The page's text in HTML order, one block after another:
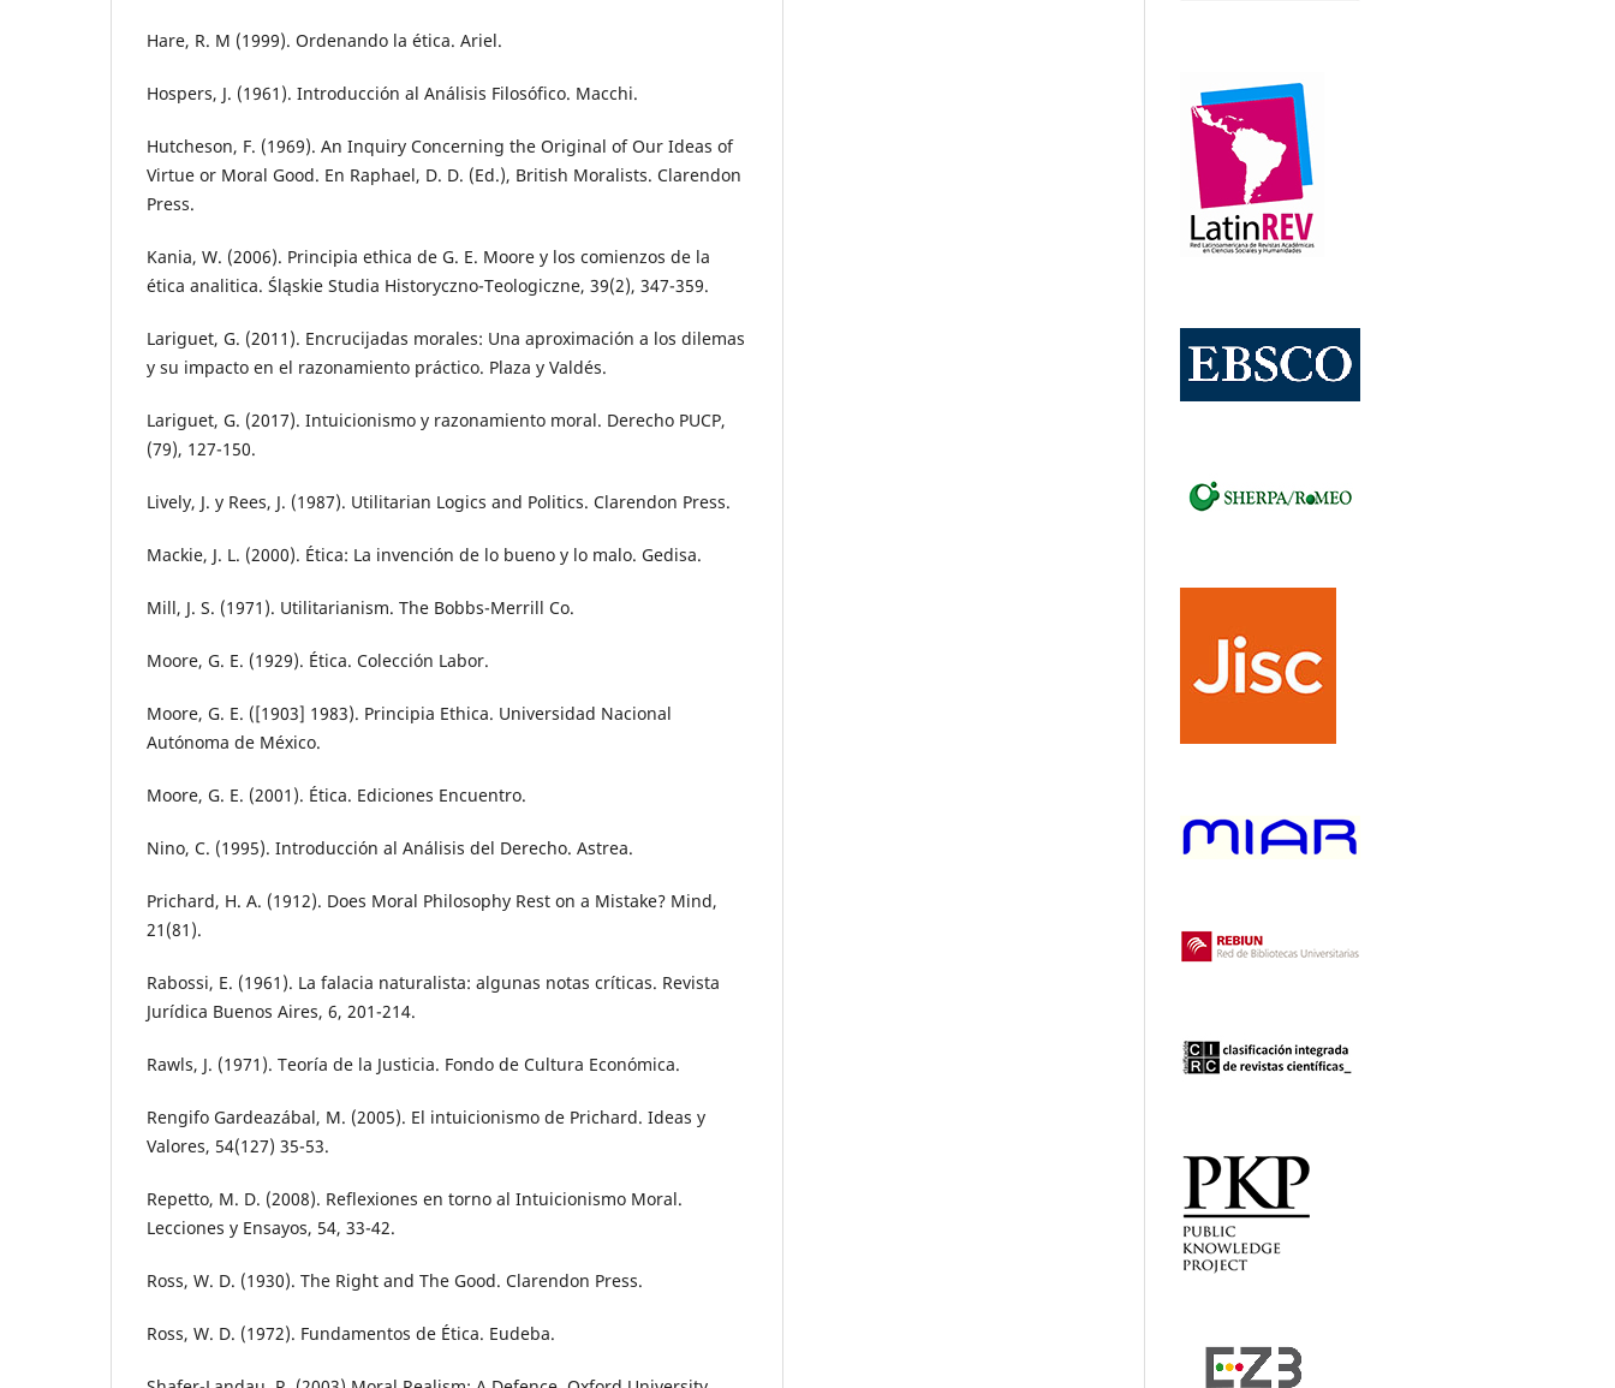
Hare, R. M (1999). Ordenando la ética. Ariel.
Hospers, J. (1961). Introducción al Análisis Filosófico. Macchi.
Hutcheson, F. (1969). An Inquiry Concerning the Original of Our Ideas of
Virtue or Moral Good. En Raphael, D. D. (Ed.), British Moralists. Clarendon
Press.
Kania, W. (2006). Principia ethica de G. E. Moore y los comienzos de la
ética analitica. Śląskie Studia Historyczno-Teologiczne, 39(2), 347-359.
Lariguet, G. (2011). Encrucijadas morales: Una aproximación a los dilemas
y su impacto en el razonamiento práctico. Plaza y Valdés.
Lariguet, G. (2017). Intuicionismo y razonamiento moral. Derecho PUCP,
(79), 127-150.
Lively, J. y Rees, J. (1987). Utilitarian Logics and Politics. Clarendon Press.
Mackie, J. L. (2000). Ética: La invención de lo bueno y lo malo. Gedisa.
Mill, J. S. (1971). Utilitarianism. The Bobbs-Merrill Co.
Moore, G. E. (1929). Ética. Colección Labor.
Moore, G. E. ([1903] 1983). Principia Ethica. Universidad Nacional
Autónoma de México.
Moore, G. E. (2001). Ética. Ediciones Encuentro.
Nino, C. (1995). Introducción al Análisis del Derecho. Astrea.
Prichard, H. A. (1912). Does Moral Philosophy Rest on a Mistake? Mind,
21(81).
Rabossi, E. (1961). La falacia naturalista: algunas notas críticas. Revista
Jurídica Buenos Aires, 6, 201-214.
Rawls, J. (1971). Teoría de la Justicia. Fondo de Cultura Económica.
Rengifo Gardeazábal, M. (2005). El intuicionismo de Prichard. Ideas y
Valores, 54(127) 35-53.
Repetto, M. D. (2008). Reflexiones en torno al Intuicionismo Moral.
Lecciones y Ensayos, 54, 33-42.
Ross, W. D. (1930). The Right and The Good. Clarendon Press.
Ross, W. D. (1972). Fundamentos de Ética. Eudeba.